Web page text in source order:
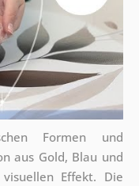
Formen und
aus Gold, Blau und
Effekt. Die